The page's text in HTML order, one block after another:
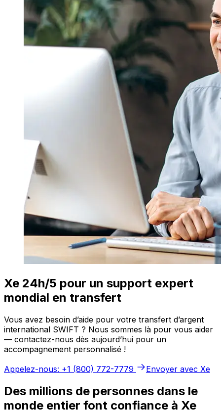
Xe 24h/5 pour un support expert
mondial en transfert
Vous avez besoin d’aide pour votre transfert d’argent
international SWIFT ? Nous sommes là pour vous aider
— contactez-nous dès aujourd’hui pour un
accompagnement personnalisé !
Appelez-nous: +1 (800) 772-7779
Envoyer avec Xe
Des millions de personnes dans le
monde entier font confiance à Xe